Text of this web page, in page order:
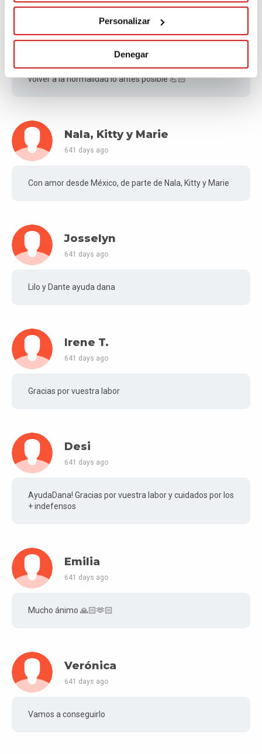
Personalizar
Denegar
Vanessa Presas
641 days ago
Mucho ánimo!! Ojalá consigais todo pronto y se pueda
volver a la normalidad lo antes posible 💪🏻
Nala, Kitty y Marie
641 days ago
Con amor desde México, de parte de Nala, Kitty y Marie
Josselyn
641 days ago
Lilo y Dante ayuda dana
Irene T.
641 days ago
Gracias por vuestra labor
Desi
641 days ago
AyudaDana! Gracias por vuestra labor y cuidados por los
+ indefensos
Emilia
641 days ago
Mucho ánimo 🙏🏻🫶🏻
Verónica
641 days ago
Vamos a conseguirlo